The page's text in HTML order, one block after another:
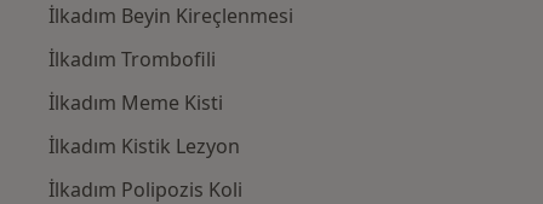
İlkadım Beyin Kireçlenmesi
İlkadım Trombofili
İlkadım Meme Kisti
İlkadım Kistik Lezyon
İlkadım Polipozis Koli